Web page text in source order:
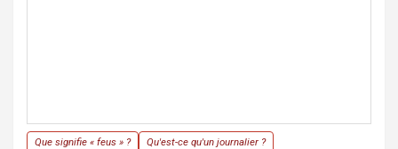
Que signifie « feus » ?
Qu'est-ce qu'un journalier ?